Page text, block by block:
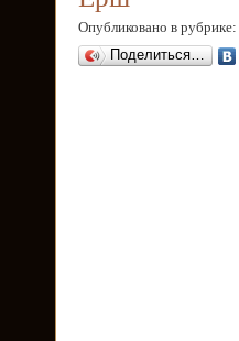
Опубликовано в рубрике:
Поделиться…